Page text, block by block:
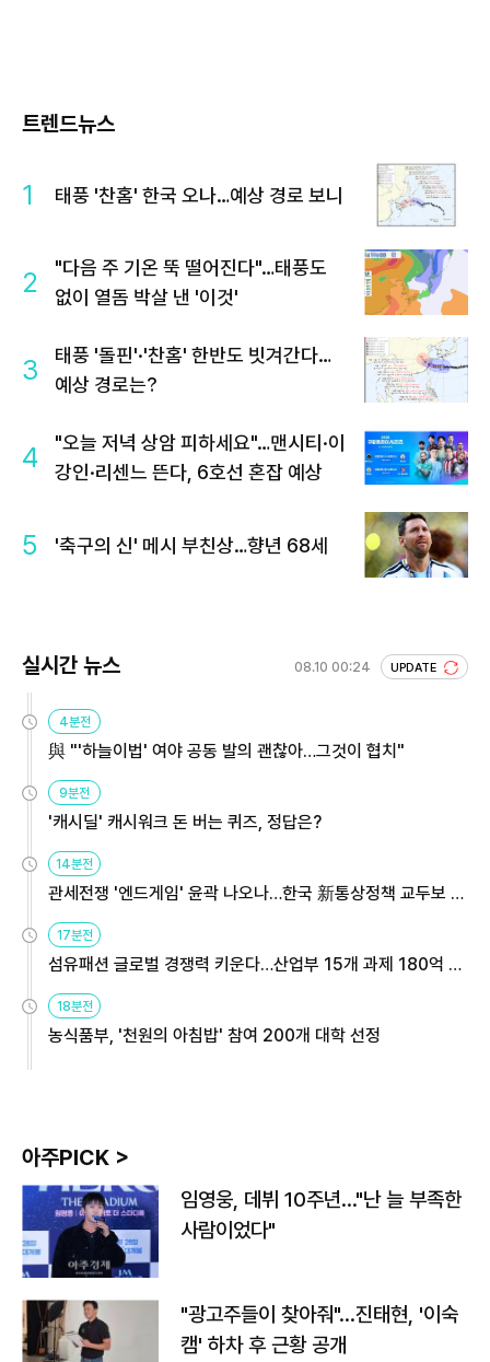
트렌드뉴스
1 태풍 '찬홈' 한국 오나…예상 경로 보니
2
"다음 주 기온 뚝 떨어진다"…태풍도
없이 열돔 박살 낸 '이것'
3
태풍 '돌핀'·'찬홈' 한반도 빗겨간다…
예상 경로는?
4
"오늘 저녁 상암 피하세요"…맨시티·이
강인·리센느 뜬다, 6호선 혼잡 예상
5 '축구의 신' 메시 부친상…향년 68세
실시간 뉴스 08.10 00:24 UPDATE
4분전
與 "'하늘이법' 여야 공동 발의 괜찮아…그것이 협치"
9분전
'캐시딜' 캐시워크 돈 버는 퀴즈, 정답은?
14분전
관세전쟁 '엔드게임' 윤곽 나오나…한국 新통상정책 교두보 활
용해야
17분전
섬유패션 글로벌 경쟁력 키운다…산업부 15개 과제 180억 지
원
18분전
농식품부, '천원의 아침밥' 참여 200개 대학 선정
아주PICK >
임영웅, 데뷔 10주년…"난 늘 부족한
사람이었다"
"광고주들이 찾아줘"…진태현, '이숙
캠' 하차 후 근황 공개